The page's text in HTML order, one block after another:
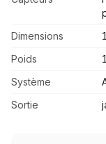
Dimensions
Poids
Système
Sortie